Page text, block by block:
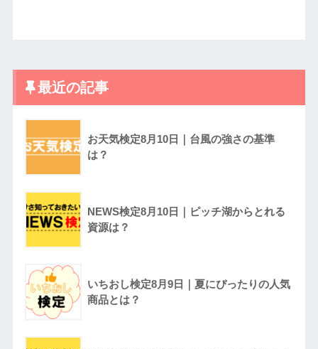
最近の記事
お天気検定8月10日｜台風の強さの基準
は？
NEWS検定8月10日｜ピッチ湖からとれる
資源は？
いちおし検定8月9日｜夏にぴったりの人気
商品とは？